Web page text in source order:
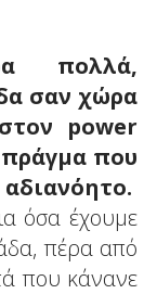
πολλά,
σαν χώρα
power
που
όσα έχουμε
πέρα από
που κάνανε